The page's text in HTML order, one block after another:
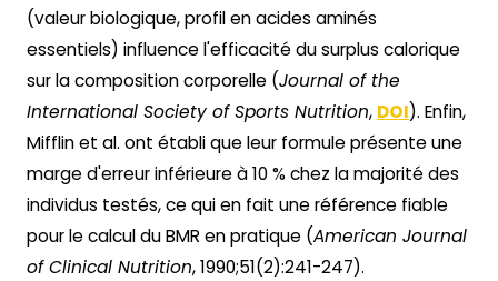
(valeur biologique, profil en acides aminés
essentiels) influence l'efficacité du surplus calorique
sur la composition corporelle (Journal of the
International Society of Sports Nutrition, DOI). Enfin,
Mifflin et al. ont établi que leur formule présente une
marge d'erreur inférieure à 10 % chez la majorité des
individus testés, ce qui en fait une référence fiable
pour le calcul du BMR en pratique (American Journal
of Clinical Nutrition, 1990;51(2):241-247).